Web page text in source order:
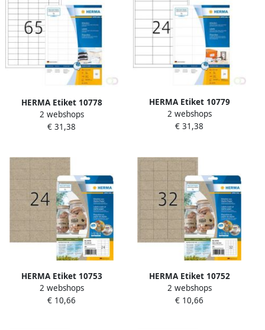
HERMA Etiket 10778
38.1x21.2mm wit 5200stuks
2 webshops
€ 31,38
HERMA Etiket 10779
66x33.8mm wit 1920stuks
2 webshops
€ 31,38
HERMA Etiket 10753
70x36mm silphie bruin 480
stuks
2 webshops
€ 10,66
HERMA Etiket 10752
48.3x33.8mm silphie bruin
640 stuks
2 webshops
€ 10,66